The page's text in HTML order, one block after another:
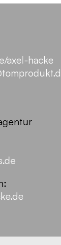
axel-hacke